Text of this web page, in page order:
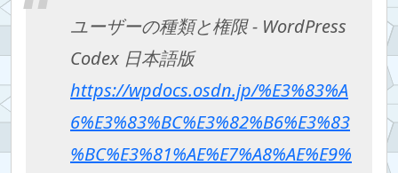
ユーザーの種類と権限 - WordPress
Codex 日本語版
https://wpdocs.osdn.jp/%E3%83%A
6%E3%83%BC%E3%82%B6%E3%83
%BC%E3%81%AE%E7%A8%AE%E9%